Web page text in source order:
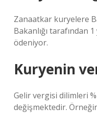
Zanaatkar kuryelere
Bakanlığı tarafından
ödeniyor.
Kuryenin
Gelir vergisi dilimleri
değişmektedir.